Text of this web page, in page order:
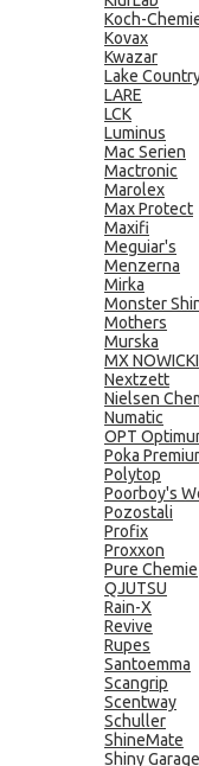
Koch-
Kovax
Kwazar
Lake
LARE
LCK
Luminus
Mac Serien
Mactronic
Marolex
Max Protect
Maxifi
Meguiar's
Menzerna
Mirka
Monster
Mothers
Murska
MX NOWICKI
Nextzett
Nielsen
Numatic
OPT
Poka
Polytop
Poorboy's
Pozostali
Profix
Proxxon
Pure Chemie
QJUTSU
Rain-X
Revive
Rupes
Santoemma
Scangrip
Scentway
Schuller
ShineMate
Shiny Garage